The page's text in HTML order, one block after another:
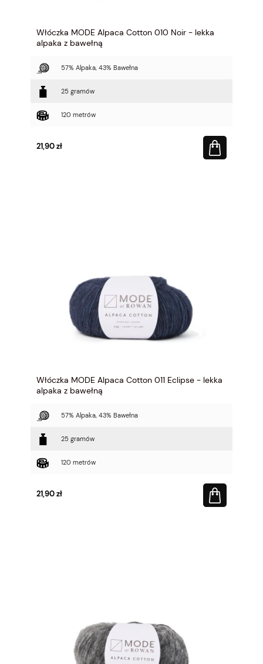
Włóczka MODE Alpaca Cotton 010 Noir - lekka
alpaka z bawełną
57% Alpaka, 43% Bawełna
25 gramów
120 metrów
21,90 zł
Włóczka MODE Alpaca Cotton 011 Eclipse - lekka
alpaka z bawełną
57% Alpaka, 43% Bawełna
25 gramów
120 metrów
21,90 zł